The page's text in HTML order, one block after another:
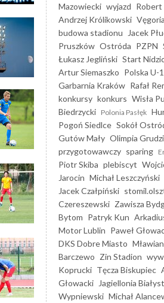
Mazowiecki wyjazd Robert
Andrzej Królikowski
budowa stadionu
Jacek
Pruszków Ostróda PZPN
Łukasz Jegliński Start
Artur Siemaszko Polska U-
Garbarnia Kraków Rafał
konkursy konkurs Wisła
Biedrzycki Polonia Pasłęk
Pogoń Siedlce Sokół
Gutów Mały Olimpia
przygotowawczy sparing
Piotr Skiba plebiscyt
Jarocin Michał Leszczyński
Jacek Czałpiński
Czereszewski Zawisza
Bytom Patryk Kun
Motor Lublin Paweł
DKS Dobre Miasto
Barczewo Zin Stadion
Koprucki Tęcza Biskupiec
Głowacki
Jagiellonia
Wypniewski Michał